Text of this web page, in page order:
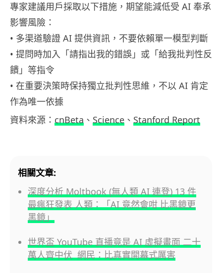
專家建議用戶採取以下措施，期望能減低受 AI 奉承
影響風險：
• 多渠道驗證 AI 提供資訊，不要依賴單一模型判斷
• 提問時加入「請指出我的錯誤」或「給我批判性反
饋」等指令
• 在重要決策時保持獨立批判性思維，不以 AI 肯定
作為唯一依據
資料來源： cnBeta 、 Science 、 Stanford Report
相關文章:
深度分析 Moltbook (無人類 AI 連登) 13 件
最瘋狂發表 人類：「AI 竟然會咁 比黑鏡更
黑鏡」
世界盃 YouTube 直播竟是 AI 虛擬畫面 二十
萬人齊中伏 網民：比真實開幕式厲害